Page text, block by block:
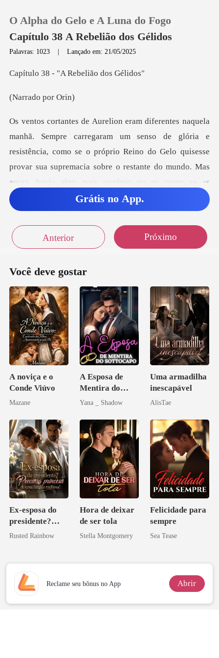
Loja
Baixar App
O Alpha do Gelo e A Luna do Fogo
Capítulo 38 A Rebelião dos Gélidos
Palavras: 1023 |Lançado em: 21/05/2025
- "A Rebeliã
do por
ria e
resistência, como se o próprio Reino do Gelo quisesse
provar sua supremacia sobre o restan
Grátis no App.
Anterior Próximo
Você deve gostar
A noviça e o
Conde Viúvo
Mazane
A Esposa de
Mentira do
Sottocapo
Yana _ Shadow
Uma armadilha
inescapável
AlisTae
Ex-esposa do
presidente?
Preciosa
mafiosa!
Rusted Rainbow
Hora de deixar
de ser tola
Stella Montgomery
Felicidade para
sempre
Sea Tease
Reclame seu bônus no App Abrir